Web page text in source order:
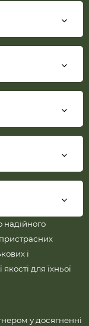
і
для їхньої
у досягненні